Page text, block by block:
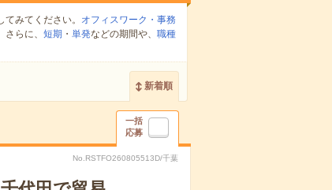
みてください。
オフィスワーク・事務
らに、 短期 ・ 単発などの期間や、 職種
新着順
一括
応募
No.RSTFO260805513D/千葉